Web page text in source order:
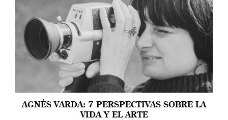
AGNÈS VARDA: 7 PERSPECTIVAS SOBRE LA
VIDA Y EL ARTE